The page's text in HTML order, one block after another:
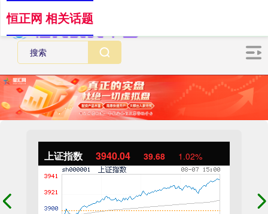
上证指数 3940.04 39.68 1.02%
恒正网 相关话题